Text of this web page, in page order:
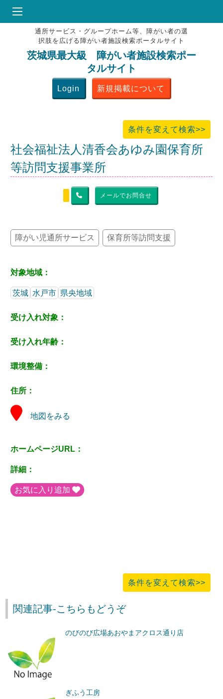
HOME
♥お気にりブックマーク
掲載会員MENU
よくある質問
通所サービス・グループホーム等、障がい者の選
択肢を広げる障がい者施設検索ポータルサイト
茨城県最大級 障がい者施設検索ポー
タルサイト
Login 新規掲載について
条件を変えて検索>>
社会福祉法人清香会あゆみ園保育所
等訪問支援事業所
メールでお問合せ
障がい児通所サービス 保育所等訪問支援
対象地域：
茨城 水戸市 県央地域
受け入れ対象：
受け入れ年齢：
環境整備：
住所：
地図をみる
ホームページURL：
詳細：
お気に入り追加
条件を変えて検索>>
関連記事-こちらもどうぞ
のびのび広場あおやまアクロス通り店
ぎふう工房